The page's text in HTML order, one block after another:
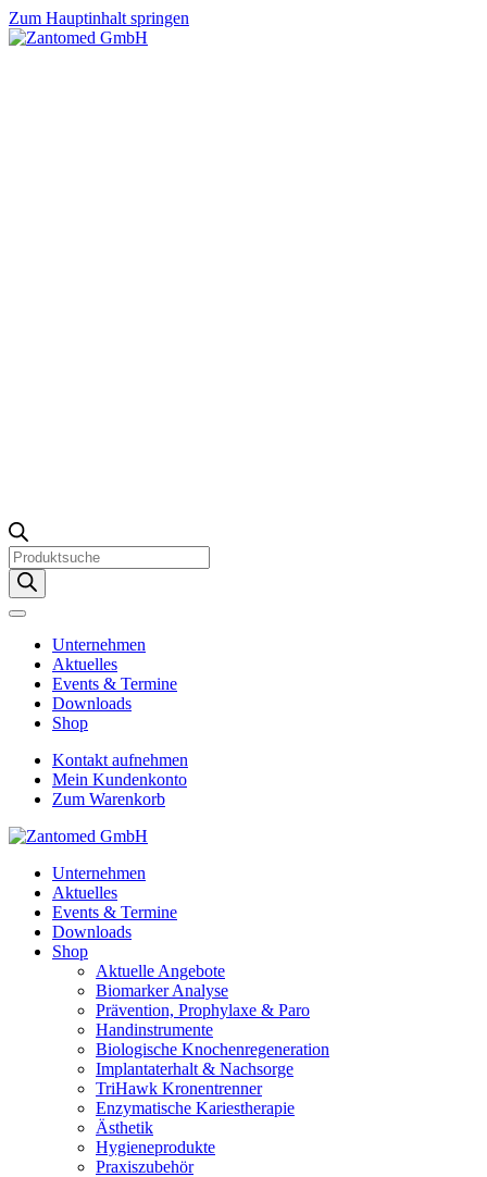
Zum Hauptinhalt springen
Products
search
Unternehmen
Aktuelles
Events & Termine
Downloads
Shop
Kontakt aufnehmen
Mein Kundenkonto
Zum Warenkorb
Unternehmen
Aktuelles
Events & Termine
Downloads
Shop
Aktuelle Angebote
Biomarker Analyse
Prävention, Prophylaxe & Paro
Handinstrumente
Biologische Knochenregeneration
Implantaterhalt & Nachsorge
TriHawk Kronentrenner
Enzymatische Kariestherapie
Ästhetik
Hygieneprodukte
Praxiszubehör